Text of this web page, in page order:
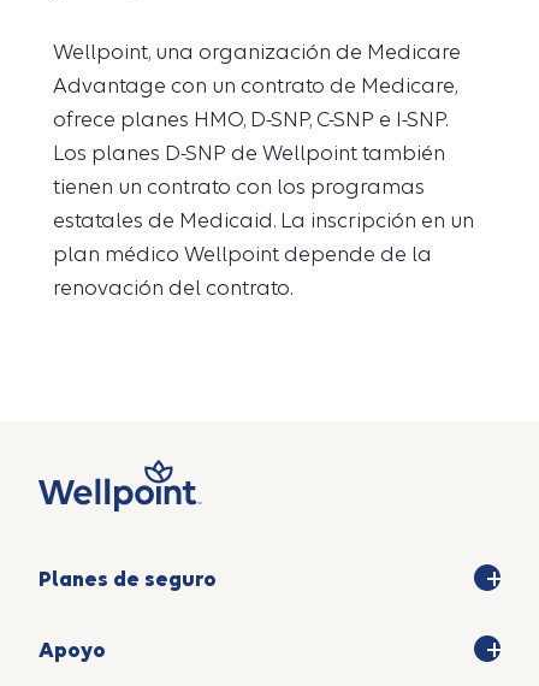
Wellpoint, una organización de Medicare
Advantage con un contrato de Medicare,
ofrece planes HMO, D-SNP, C-SNP e I-SNP.
Los planes D-SNP de Wellpoint también
tienen un contrato con los programas
estatales de Medicaid. La inscripción en un
plan médico Wellpoint depende de la
renovación del contrato.
Planes de seguro
Apoyo